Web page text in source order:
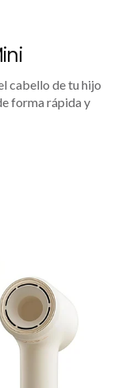
cabello de tu hijo
forma rápida y